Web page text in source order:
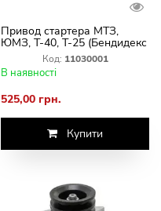
Привод стартера МТЗ,
ЮМЗ, Т-40, Т-25 (Бендидекс
Код: 11030001
В наявності
525,00 грн.
Купити